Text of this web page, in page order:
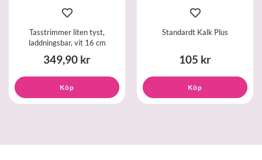
Tasstrimmer liten tyst,
laddningsbar, vit 16 cm
349,90 kr
Köp
Standardt Kalk Plus
105 kr
Köp